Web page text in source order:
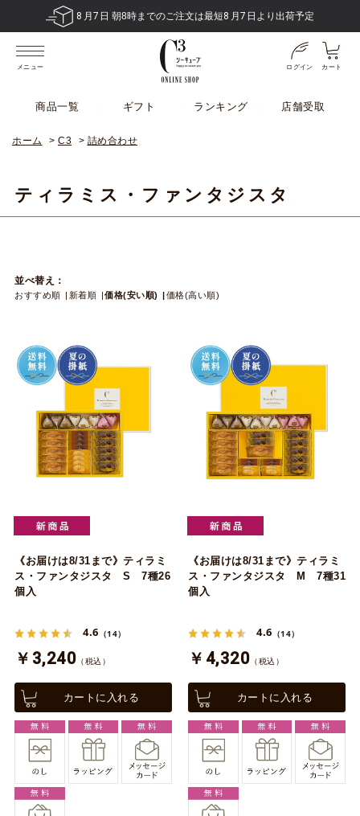
8 月 7 日 朝8時までのご注文は最短8 月 7 日より出荷予定
メニュー ログイン カート
商品一覧 ギフト ランキング 店舗受取
ホーム > C3 > 詰め合わせ
ティラミス・ファンタジスタ
並べ替え：
おすすめ順 新着順 価格(安い順) 価格(高い順)
《お届けは8/31まで》ティラミ
ス・ファンタジスタ S 7種26
個入
4.6 （14）
￥3,240 （税込）
カートに入れる
《お届けは8/31まで》ティラミ
ス・ファンタジスタ M 7種31
個入
4.6 （14）
￥4,320 （税込）
カートに入れる